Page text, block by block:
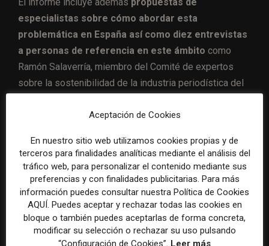
El informe incluye además propuestas de
especialistas sobre cómo abordar esta
problemática en España así como diez entrevistas
a personas de referencia en este ámbito como
Ramón Salaverría, miembro del Comité de expertos
sobre la sostenibilidad de la industria periodística del
Information Literacy Alliance Award, Marta Pellico,
Carrero, Fundadora de Taller Telekids o los
catedráticos, Ignacio Aguaded, Javier Marzal Felici y
Victoria Tur.
Descargar el informe
Aceptación de Cookies
En nuestro sitio web utilizamos cookies propias y de
terceros para finalidades analíticas mediante el análisis del
tráfico web, para personalizar el contenido mediante sus
preferencias y con finalidades publicitarias. Para más
información puedes consultar nuestra Política de Cookies
AQUÍ. Puedes aceptar y rechazar todas las cookies en
bloque o también puedes aceptarlas de forma concreta,
modificar su selección o rechazar su uso pulsando
“Configuración de Cookies”. Leer más